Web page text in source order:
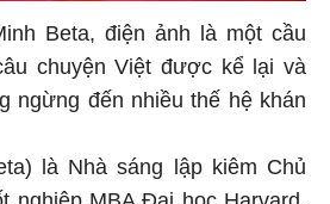
Beta, điện ảnh là một cầu
chuyện Việt được kể lại và
ngừng đến nhiều thế hệ khán
là Nhà sáng lập kiêm Chủ
nghiệp MBA Đại học Harvard.